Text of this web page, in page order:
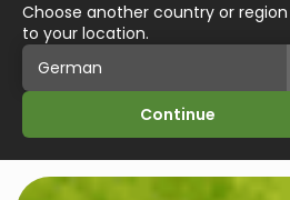
Choose another country or
to your location.
Continue